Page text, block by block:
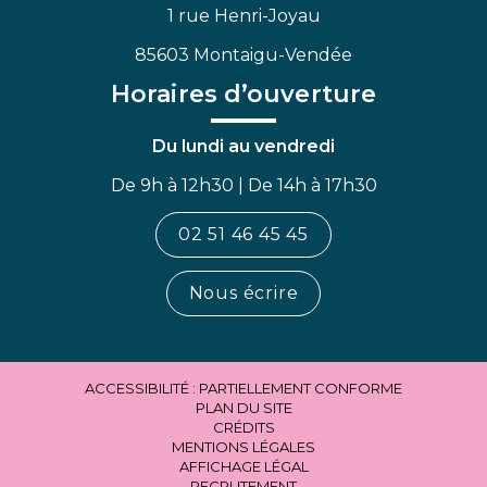
1 rue Henri-Joyau
85603 Montaigu-Vendée
Horaires d’ouverture
Du lundi au vendredi
De 9h à 12h30 | De 14h à 17h30
02 51 46 45 45
Nous écrire
ACCESSIBILITÉ : PARTIELLEMENT CONFORME
PLAN DU SITE
CRÉDITS
MENTIONS LÉGALES
AFFICHAGE LÉGAL